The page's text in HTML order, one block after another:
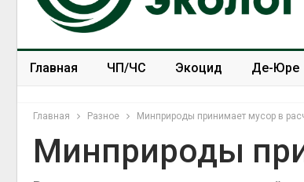
Главная ЧП/ЧС Экоцид Де-Юре
Главная Разное Минприроды принимает мусор в
Минприроды